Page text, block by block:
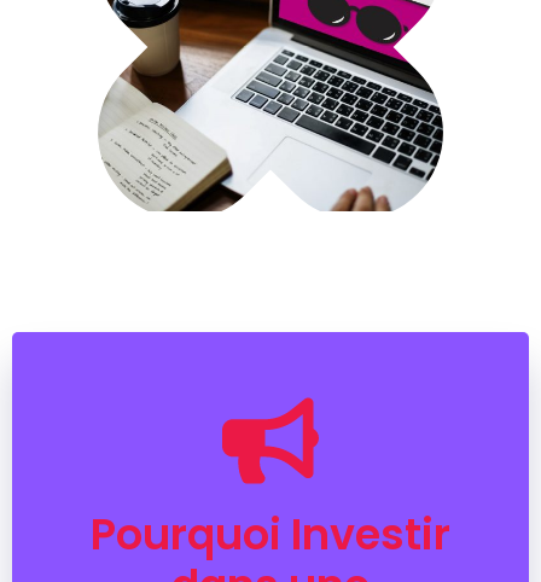
Pourquoi Investir